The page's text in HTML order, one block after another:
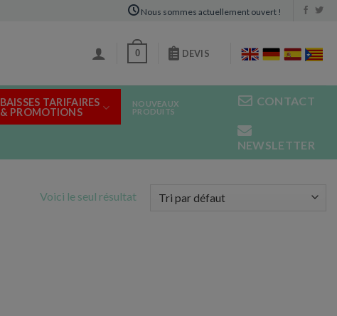
Nous sommes actuellement ouvert !
0 DEVIS
BAISSES TARIFAIRES
& PROMOTIONS
NOUVEAUX
PRODUITS
CONTACT
NEWSLETTER
Voici le seul résultat